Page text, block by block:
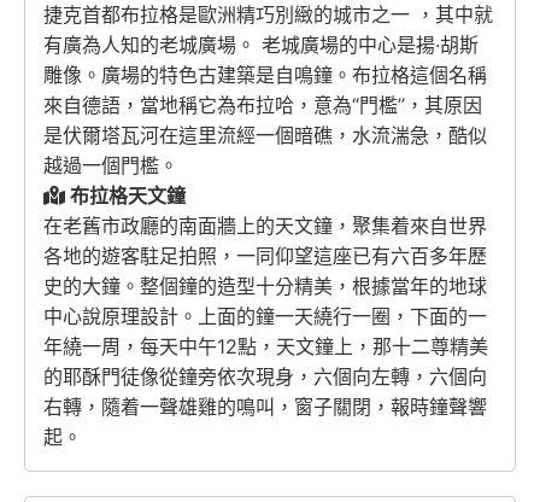
捷克首都布拉格是歐洲精巧別緻的城市之一 ，其中就
有廣為人知的老城廣場。 老城廣場的中心是揚·胡斯
雕像。廣場的特色古建築是自鳴鐘。布拉格這個名稱
來自德語，當地稱它為布拉哈，意為“門檻”，其原因
是伏爾塔瓦河在這里流經一個暗礁，水流湍急，酷似
越過一個門檻。
布拉格天文鐘
在老舊市政廳的南面牆上的天文鐘，聚集着來自世界
各地的遊客駐足拍照，一同仰望這座已有六百多年歷
史的大鐘。整個鐘的造型十分精美，根據當年的地球
中心說原理設計。上面的鐘一天繞行一圈，下面的一
年繞一周，每天中午12點，天文鐘上，那十二尊精美
的耶酥門徒像從鐘旁依次現身，六個向左轉，六個向
右轉，隨着一聲雄雞的鳴叫，窗子關閉，報時鐘聲響
起。